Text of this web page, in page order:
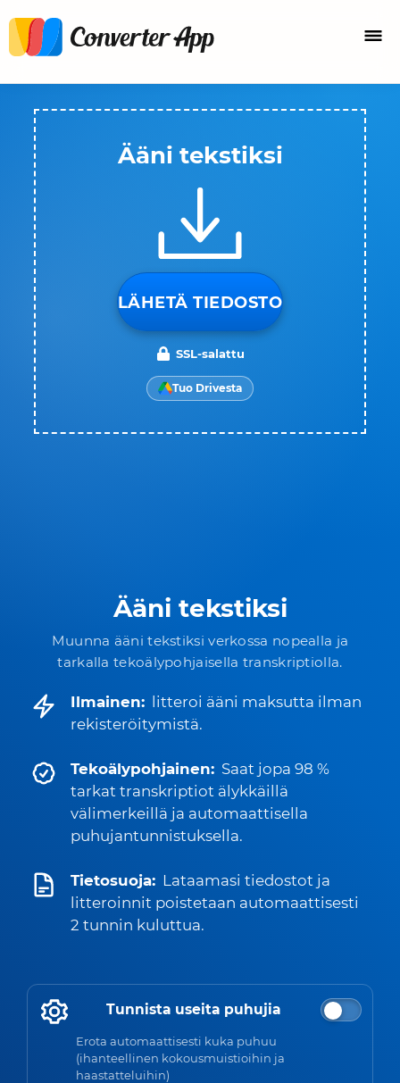
Ääni tekstiksi
Muunna ääni tekstiksi verkossa nopealla ja
tarkalla tekoälypohjaisella transkriptiolla.
Ilmainen:
litteroi ääni maksutta ilman
rekisteröitymistä.
Tekoälypohjainen: Saat jopa 98 %
tarkat transkriptiot älykkäillä
välimerkeillä ja automaattisella
puhujantunnistuksella.
Tietosuoja: Lataamasi tiedostot ja
litteroinnit poistetaan automaattisesti
2 tunnin kuluttua.
Tunnista useita puhujia
Erota automaattisesti kuka puhuu
(ihanteellinen kokousmuistioihin ja
haastatteluihin)
Ääni tekstiksi
LÄHETÄ TIEDOSTO
SSL-salattu
Tuo Drivesta